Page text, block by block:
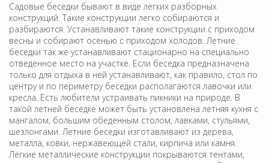
Садовые беседки бывают в виде лёгких разборных
конструкций. Такие конструкции легко собираются и
разбираются. Устанавливают такие конструкции с приходом
весны и собирают осенью с приходом холодов. Летние
беседки так же устанавливают стационарно на специально
отведенное место на участке. Если беседка предназначена
только для отдыха в ней устанавливают, как правило, стол по
центру и по периметру беседки располагаются лавочки или
кресла. Есть любители устраивать пикники на природе. В
такой летней беседке может быть установлена летняя кухня с
мангалом, большим обеденным столом, лавками, стульями,
шезлонгами. Летние беседки изготавливают из дерева,
металла, ковки, нержавеющей стали, кирпича или камня.
Лёгкие металлические конструкции покрываются тентами,